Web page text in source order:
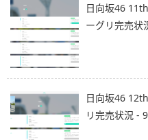
日向坂46
ーグリ完売状
日向坂46
リ完売状況 -